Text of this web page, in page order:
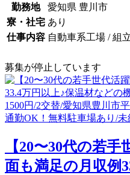
勤務地
愛知県 豊川市
寮・社宅 あり
仕事内容 自動車系工場 / 組
募集が停止しています
【20〜30代の若
面も満足の月収例